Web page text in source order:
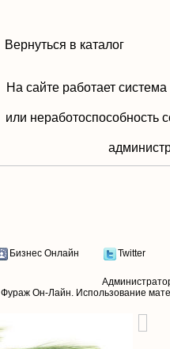
Вернуться в каталог
На сайте работает
или неработоспособность
Бизнес Онлайн Twitter
Фураж Он-Лайн. Использование